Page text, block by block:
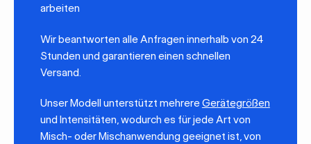
arbeiten
Wir beantworten alle Anfragen innerhalb von 24
Stunden und garantieren einen schnellen
Versand.
Unser Modell unterstützt mehrereGerätegrößen
und Intensitäten, wodurch es für jede Art von
Misch- oder Mischanwendung geeignet ist, von